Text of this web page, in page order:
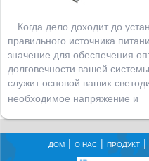
Когда дело доходит до
правильного источника
значение для обеспечения
долговечности вашей
служит основой ваших
необходимое напряжение и
ДОМ О НАС ПРОДУКТ